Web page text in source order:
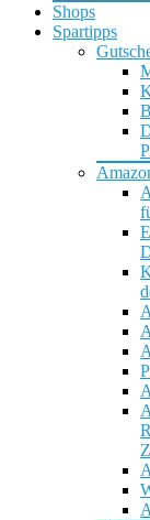
Shops
Spartipps